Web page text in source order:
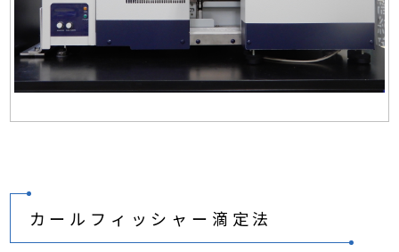
カールフィッシャー滴定法